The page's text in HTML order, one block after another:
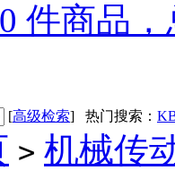
件商品
[高级检索] 热门搜索：
> 机械传